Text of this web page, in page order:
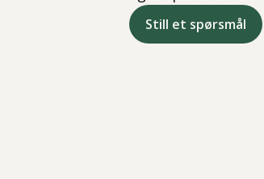
Still et spørsmål